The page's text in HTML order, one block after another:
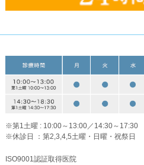
※第1土曜 : 10:00～13:00／14:30～17:30
※休診日 ：第2,3,4,5土曜・日曜・祝祭日
ISO9001認証取得医院